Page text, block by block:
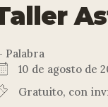
Palabra
10 de agosto de
Gratuito, con